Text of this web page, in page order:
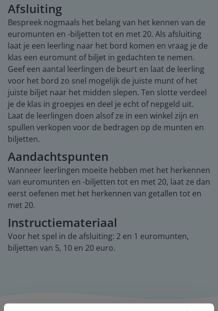
Afsluiting
Bespreek nogmaals het belang van het kennen van de
euromunten en -biljetten tot en met 20. Als afsluiting
laat je een leerling naar het bord komen en vraag je de
klas een euromunt of biljet in gedachten te nemen.
Geef een aantal leerlingen de beurt en laat de leerling
voor het bord zo snel mogelijk de juiste munt of het
juiste biljet naar het midden slepen. Ten slotte verdeel
je de klas in groepjes en deel je echt of nepgeld uit.
Laat de leerlingen doen alsof ze in een winkel zijn en
spullen verkopen voor de bedragen op de munten en
biljetten.
Aandachtspunten
Wanneer leerlingen moeite hebben met het herkennen
van euromunten en -biljetten tot en met 20, laat ze dan
eerst oefenen met het herkennen van getallen tot en
met 20.
Instructiemateriaal
Voor het spel in de afsluiting: 2 en 1 euromunten,
biljetten van 5, 10 en 20 euro.